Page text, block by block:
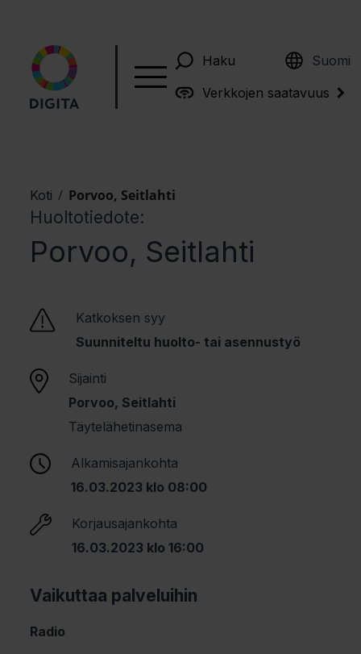
Haku Suomi
English
Verkkojen saatavuus
Koti / Porvoo, Seitlahti
Huoltotiedote:
Porvoo, Seitlahti
Katkoksen syy
Suunniteltu huolto- tai asennustyö
Sijainti
Porvoo, Seitlahti
Täytelähetinasema
Alkamisajankohta
16.03.2023 klo 08:00
Korjausajankohta
16.03.2023 klo 16:00
Vaikuttaa palveluihin
Radio